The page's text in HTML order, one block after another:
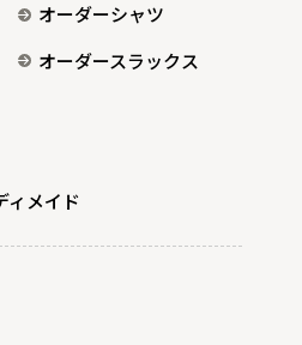
オーダーシャツ
オーダースラックス
ィメイド